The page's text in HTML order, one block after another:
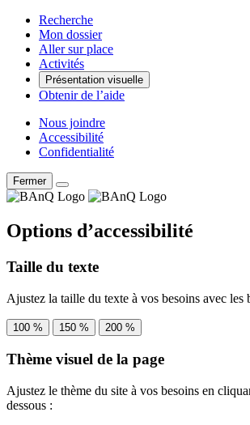
Recherche
Mon dossier
Aller sur place
Activités
Présentation visuelle
Obtenir de l’aide
Nous joindre
Accessibilité
Confidentialité
Fermer
Options d’accessibilité
Taille du texte
Ajustez la taille du texte à vos besoins avec les
100 % 150 % 200 %
Thème visuel de la page
Ajustez le thème du site à vos besoins en
dessous :